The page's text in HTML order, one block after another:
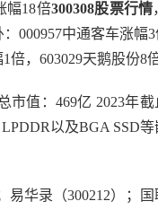
幅18倍300308股票行情
000957中通客车涨幅
倍，603029天鹅股份8
市值：469亿 2023年
以及BGA SSD
华录（300212）；国